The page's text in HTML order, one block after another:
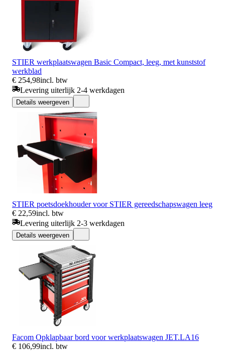
STIER werkplaatswagen Basic Compact, leeg, met kunststof
werkblad
€ 254,98incl. btw
Levering uiterlijk 2-4 werkdagen
Details weergeven
STIER poetsdoekhouder voor STIER gereedschapswagen leeg
€ 22,59incl. btw
Levering uiterlijk 2-3 werkdagen
Details weergeven
Facom Opklapbaar bord voor werkplaatswagen JET.LA16
€ 106,99incl. btw